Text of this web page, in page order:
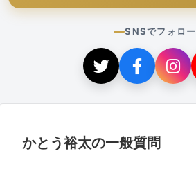
SNSでフォロー
かとう裕太の一般質問